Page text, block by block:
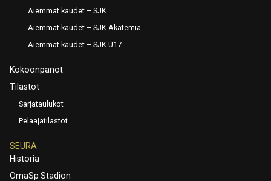
Aiemmat kaudet – SJK
Aiemmat kaudet – SJK Akatemia
Aiemmat kaudet – SJK U17
Kokoonpanot
Tilastot
Sarjataulukot
Pelaajatilastot
SEURA
Historia
OmaSp Stadion